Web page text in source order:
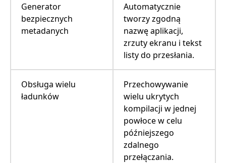
Generator
bezpiecznych
metadanych
Automatycznie
tworzy zgodną
nazwę aplikacji,
zrzuty ekranu i tekst
listy do przesłania.
Obsługa wielu
ładunków
Przechowywanie
wielu ukrytych
kompilacji w jednej
powłoce w celu
późniejszego
zdalnego
przełączania.